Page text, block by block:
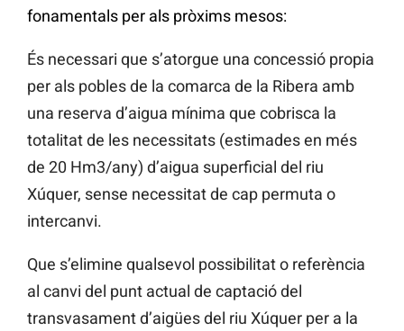
fonamentals per als pròxims mesos:
És necessari que s’atorgue una concessió propia
per als pobles de la comarca de la Ribera amb
una reserva d’aigua mínima que cobrisca la
totalitat de les necessitats (estimades en més
de 20 Hm3/any) d’aigua superficial del riu
Xúquer, sense necessitat de cap permuta o
intercanvi.
Que s’elimine qualsevol possibilitat o referència
al canvi del punt actual de captació del
transvasament d’aigües del riu Xúquer per a la